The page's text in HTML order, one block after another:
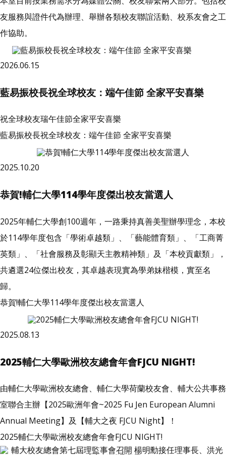
友服務與證件代為辦理、舉辦各類校友聯誼活動、校系友會之工
作協助。
2026.06.15
藍易振校長祝全球校友：端午佳節 全家平安喜樂
祝全球校友瑞午佳節全家平安喜樂
藍易振校長祝全球校友：端午佳節 全家平安喜樂
2025.10.20
恭賀!輔仁大學114學年度傑出校友當選人
2025年輔仁大學創100週年，一路秉持真善美聖辦學理念，本校
於114學年度包含「學術卓越類」、「藝能體育類」、「工商菁
英類」、「社會服務及彰顯天主教精神類」及「本校貢獻類」，
共遴選24位傑出校友，其卓越表現實為學弟妹楷模，實至名
歸。
恭賀!輔仁大學114學年度傑出校友當選人
2025.08.13
2025輔仁大學歐洲校友總會年會FJCU NIGHT!
由輔仁大學歐洲校友總會、輔仁大學荷蘭校友會、輔大公共事務
室聯合主辦【2025歐洲年會~2025 Fu Jen European Alumni
Annual Meeting】及【輔大之夜 FJCU Night】！
2025輔仁大學歐洲校友總會年會FJCU NIGHT!